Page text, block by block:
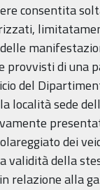
consentita
provvisti di una
del
località sede
dei
validità della
relazione alla